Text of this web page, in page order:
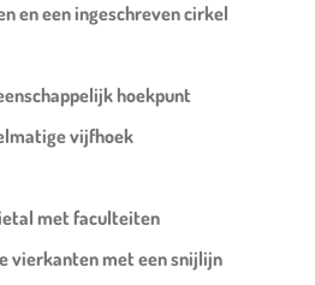
en een ingeschreven cirkel
hoekpunt
vijfhoek
met faculteiten
vierkanten met een snijlijn